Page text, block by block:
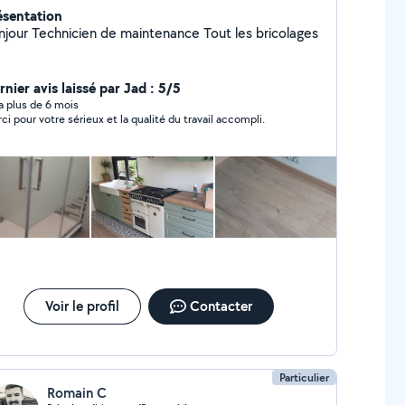
Bonjour Technicien de maintenance Tout les bricolages
avis laissé par Jad : 5/5
plus de 6 mois
pour votre sérieux et la qualité du travail accompli.
Voir le profil Contacter
Particulier
Romain C